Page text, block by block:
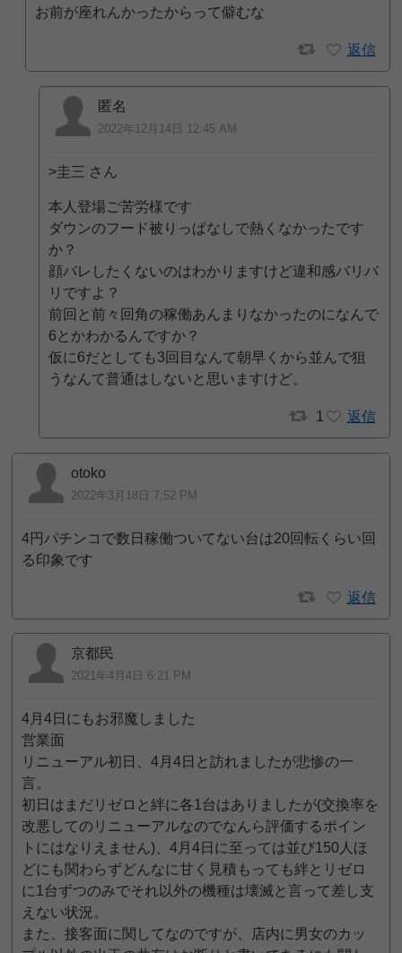
お前が座れんかったからって僻むな
返信
匿名
2022年12月14日 12:45 AM
>圭三 さん
本人登場ご苦労様です
ダウンのフード被りっぱなしで熱くなかったです
か？
顔バレしたくないのはわかりますけど違和感バリバ
リですよ？
前回と前々回角の稼働あんまりなかったのになんで
6とかわかるんですか？
仮に6だとしても3回目なんて朝早くから並んで狙
うなんて普通はしないと思いますけど。
1 返信
otoko
2022年3月18日 7:52 PM
4円パチンコで数日稼働ついてない台は20回転くらい回
る印象です
返信
京都民
2021年4月4日 6:21 PM
4月4日にもお邪魔しました
営業面
リニューアル初日、4月4日と訪れましたが悲惨の一
言。
初日はまだリゼロと絆に各1台はありましたが(交換率を
改悪してのリニューアルなのでなんら評価するポイン
トにはなりえません)、4月4日に至っては並び150人ほ
どにも関わらずどんなに甘く見積もっても絆とリゼロ
に1台ずつのみでそれ以外の機種は壊滅と言って差し支
えない状況。
また、接客面に関してなのですが、店内に男女のカッ